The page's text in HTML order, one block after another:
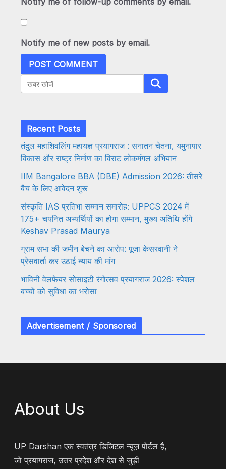
Notify me of new posts by email.
Search
Recent Posts
तंदुल महाशिवलिंग महायज्ञ प्रयागराज : सनातन चेतना, यमुनापार
विकास और राष्ट्र निर्माण का विराट लोकमंगल अभियान
IIM Bangalore BBA (DBE) Admission 2026: तीसरे
बैच के लिए आवेदन शुरू
संस्कृति IAS प्रतिभा सम्मान समारोह: UPPCS 2024 में
175+ चयनित अभ्यर्थियों का होगा सम्मान, मुख्य अतिथि होंगे
Keshav Prasad Maurya
ग्राम सभा की जमीन बेचने का आरोप: पूजा केसरवानी ने
प्रेसवार्ता कर उठाई न्याय की मांग
भाविनी वेलफेयर सोसाइटी रंगोत्सव प्रयागराज 2026: स्पेशल
बच्चों को सुविधा का भरोसा
Advertisement / Sponsored
About Us
UP Darshan एक स्वतंत्र डिजिटल न्यूज़ पोर्टल है,
जो प्रयागराज, उत्तर प्रदेश और देश से जुड़ी